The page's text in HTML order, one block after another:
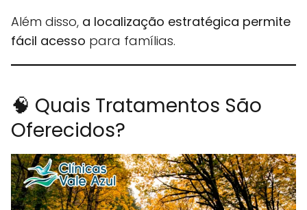
Além disso, a localização estratégica permite
fácil acesso para famílias.
🧠 Quais Tratamentos São
Oferecidos?